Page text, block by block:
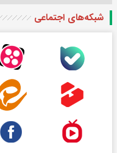
شبکه‌های اجتماعی